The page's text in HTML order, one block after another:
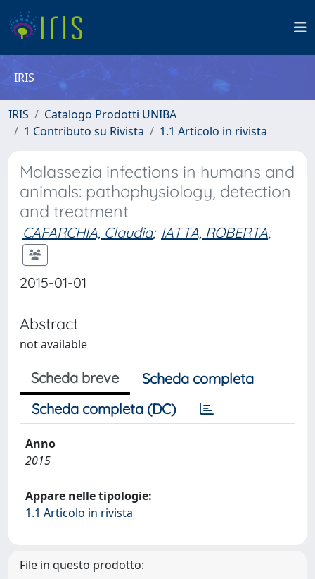
IRIS
IRIS
Catalogo Prodotti UNIBA
1 Contributo su Rivista
1.1 Articolo in rivista
Malassezia infections in humans and
animals: pathophysiology, detection
and treatment
CAFARCHIA, Claudia; IATTA, ROBERTA;
2015-01-01
Abstract
not available
Scheda breve
Scheda completa
Scheda completa (DC)
Anno
2015
Appare nelle tipologie:
1.1 Articolo in rivista
File in questo prodotto: